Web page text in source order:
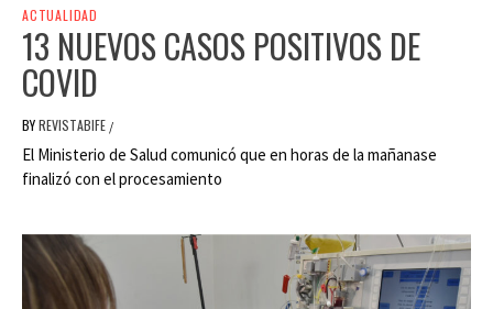
ACTUALIDAD
13 NUEVOS CASOS POSITIVOS DE
COVID
BYREVISTABIFE /
El Ministerio de Salud comunicó que en horas de la mañanase
finalizó con el procesamiento